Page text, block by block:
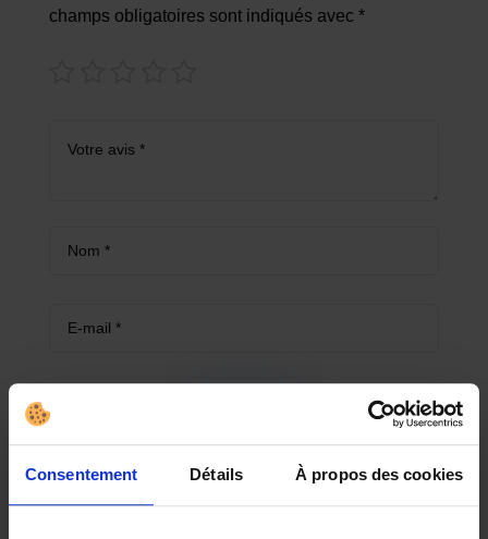
Consentement Détails À propos des cookies
champs obligatoires sont indiqués avec *